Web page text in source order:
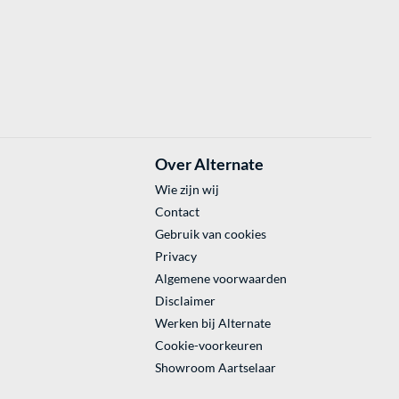
Over Alternate
Wie zijn wij
Contact
Gebruik van cookies
Privacy
Algemene voorwaarden
Disclaimer
Werken bij Alternate
Cookie-voorkeuren
Showroom Aartselaar